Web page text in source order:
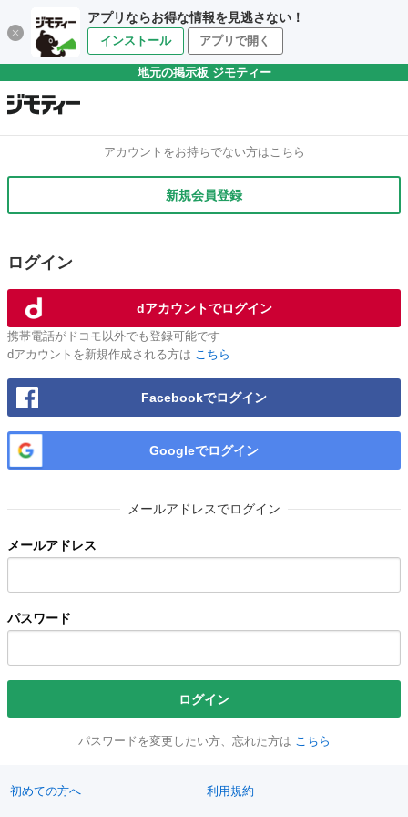
アプリならお得な情報を見逃さない！
インストール アプリで開く
地元の掲示板 ジモティー
アカウントをお持ちでない方はこちら
新規会員登録
ログイン
dアカウントでログイン
携帯電話がドコモ以外でも登録可能です
dアカウントを新規作成される方は こちら
Facebookでログイン
Googleでログイン
メールアドレスでログイン
メールアドレス
パスワード
ログイン
パスワードを変更したい方、忘れた方は こちら
初めての方へ 利用規約